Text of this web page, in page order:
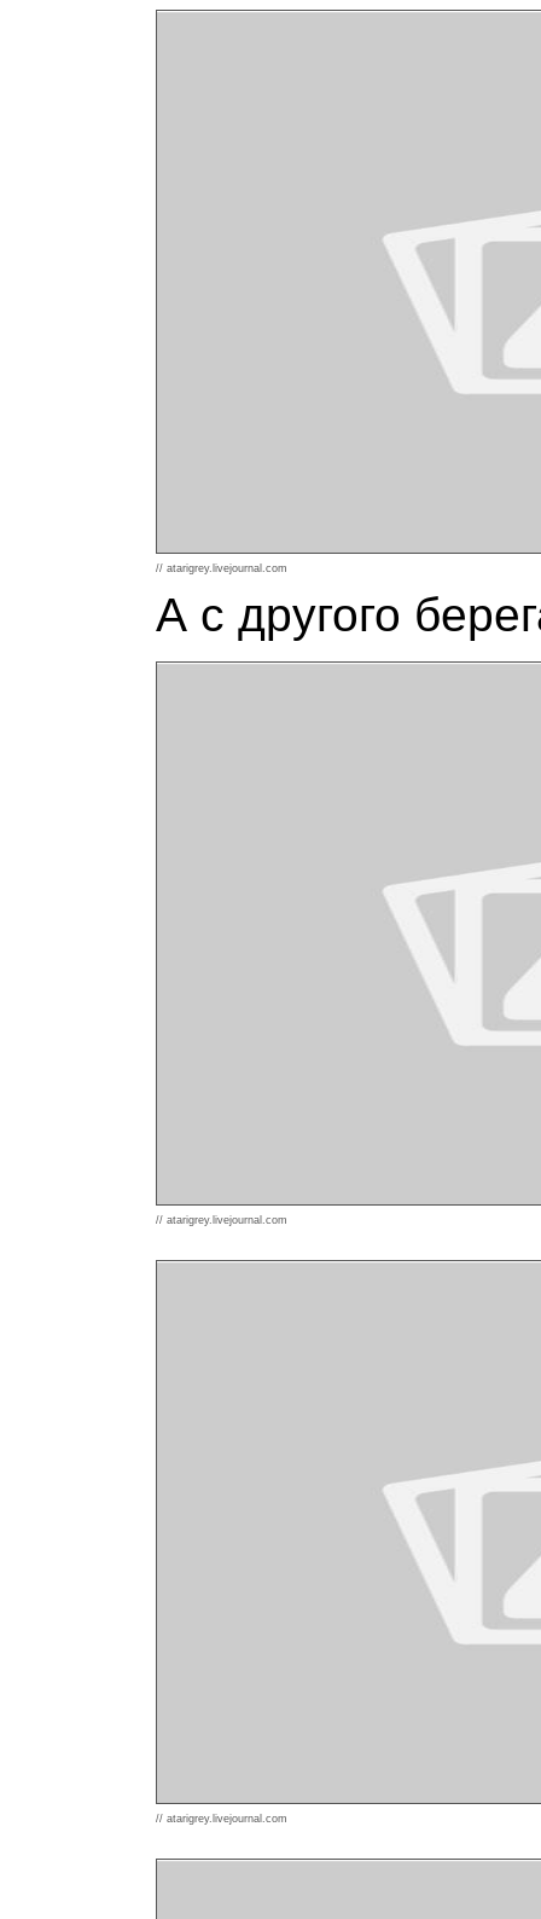
// atarigrey.livejournal.com
А с другого
// atarigrey.livejournal.com
// atarigrey.livejournal.com